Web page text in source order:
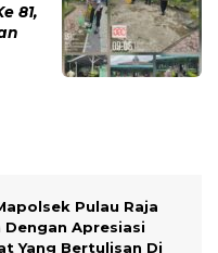
81,
Pulau Raja
Dengan Apresiasi
Yang Bertulisan Di